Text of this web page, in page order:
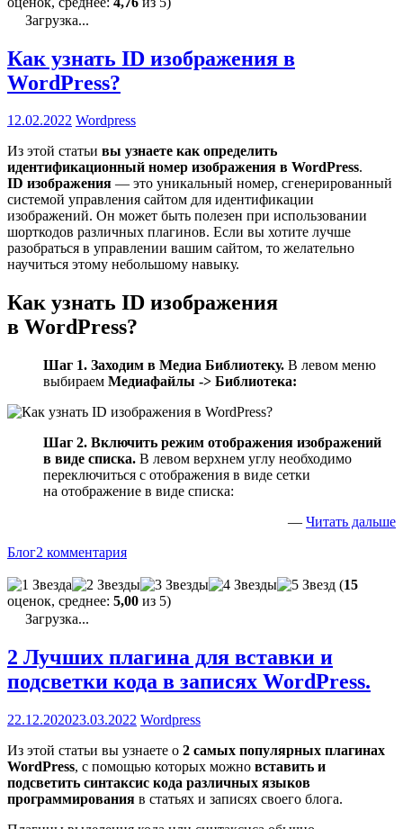
Загрузка...
Как узнать ID изображения в
WordPress?
12.02.2022 Wordpress
Из этой статьи вы узнаете как определить
идентификационный номер изображения в WordPress.
ID изображения — это уникальный номер, сгенерированный
системой управления сайтом для идентификации
изображений. Он может быть полезен при использовании
шорткодов различных плагинов. Если вы хотите лучше
разобраться в управлении вашим сайтом, то желательно
научиться этому небольшому навыку.
Как узнать ID изображения
в WordPress?
Шаг 1. Заходим в Медиа Библиотеку. В левом меню
выбираем Медиафайлы -> Библиотека:
Шаг 2. Включить режим отображения изображений
в виде списка. В левом верхнем углу необходимо
переключиться с отображения в виде сетки
на отображение в виде списка:
— Читать дальше
Блог2 комментария
(15
оценок, среднее: 5,00 из 5)
Загрузка...
2 Лучших плагина для вставки и
подсветки кода в записях WordPress.
22.12.202023.03.2022 Wordpress
Из этой статьи вы узнаете о 2 самых популярных плагинах
WordPress, с помощью которых можно вставить и
подсветить синтаксис кода различных языков
программирования в статьях и записях своего блога.